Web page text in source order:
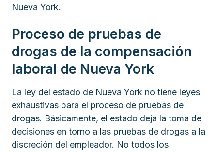
Nueva York.
Proceso de pruebas de
drogas de la compensación
laboral de Nueva York
La ley del estado de Nueva York no tiene leyes
exhaustivas para el proceso de pruebas de
drogas. Básicamente, el estado deja la toma de
decisiones en torno a las pruebas de drogas a la
discreción del empleador. No todos los